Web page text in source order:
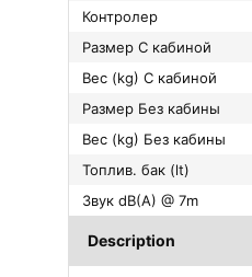
Контролер
Размер С кабиной
Вес (kg) С кабиной
Размер Без кабины
Вес (kg) Без кабины
Топлив. бак (lt)
Звук dB(A) @ 7m
Description